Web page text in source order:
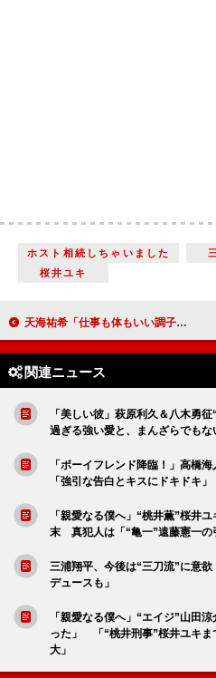
ホスト相続しちゃいました
桜井ユキ
天海祐希「仕事も体もいい調子でございます」 多忙な日々が続く中での“健康習慣”を語る
関連ニュース
「美しい彼」萩原利久＆八木勇
過ぎる強い愛と、まんざらでもな
「ボーイフレンド降臨！」高橋
「強引な告白とキスにドキドキ
「親愛なる僕へ」“桃井薫”桜井
末 真犯人は「“亀一”遠藤憲一の
三浦翔平、今後は“三刀流”に意
デュースも」
「親愛なる僕へ」“エイジ”山田
った」 「“桃井刑事”桜井ユキま
大」